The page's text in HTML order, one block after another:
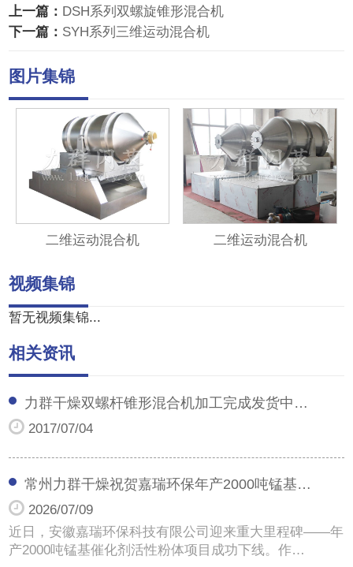
上一篇： DSH系列双螺旋锥形混合机
下一篇： SYH系列三维运动混合机
图片集锦
二维运动混合机 二维运动混合机
视频集锦
暂无视频集锦...
相关资讯
力群干燥双螺杆锥形混合机加工完成发货中…
2017/07/04
常州力群干燥祝贺嘉瑞环保年产2000吨锰基…
2026/07/09
近日，安徽嘉瑞环保科技有限公司迎来重大里程碑——年
产2000吨锰基催化剂活性粉体项目成功下线。作…